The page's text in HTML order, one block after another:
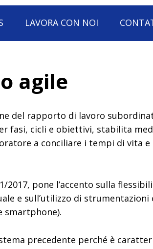
LAVORA CON NOI
agile
del rapporto di lavoro
fasi, cicli e obiettivi, stabilita
a conciliare i tempi di vita
pone l’accento sulla
e sull’utilizzo di strumentazioni
smartphone).
precedente perché è